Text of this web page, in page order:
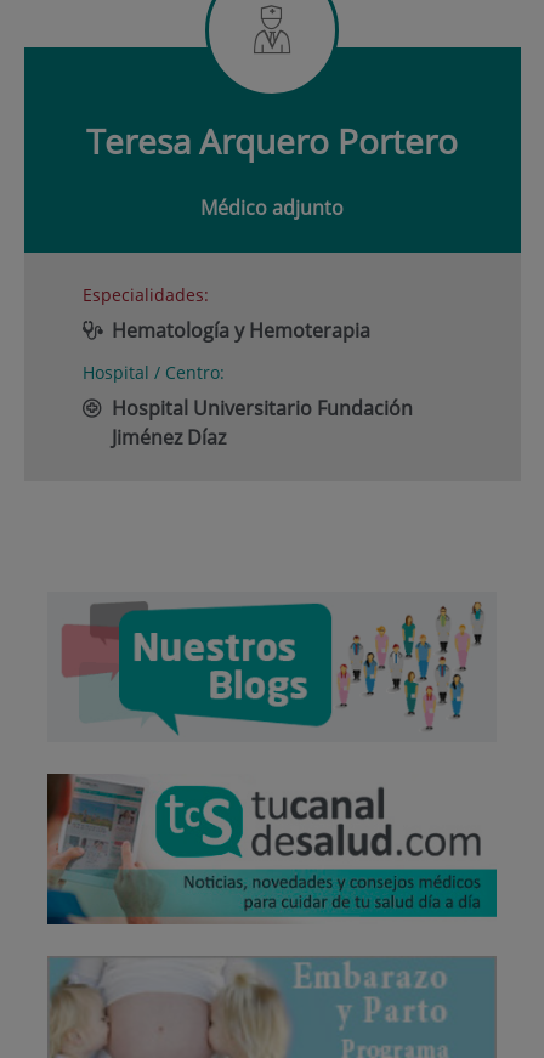
TeresaArquero Portero
Médico adjunto
Especialidades:
Hematología y Hemoterapia
Hospital / Centro:
Hospital Universitario Fundación
Jiménez Díaz